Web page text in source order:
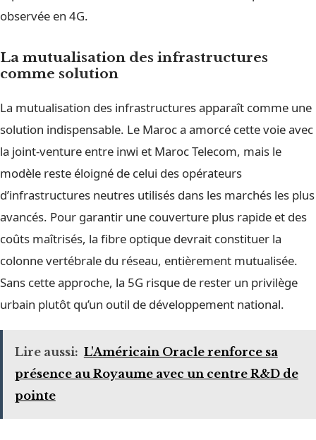
observée en 4G.
La mutualisation des infrastructures
comme solution
La mutualisation des infrastructures apparaît comme une
solution indispensable. Le Maroc a amorcé cette voie avec
la joint-venture entre inwi et Maroc Telecom, mais le
modèle reste éloigné de celui des opérateurs
d’infrastructures neutres utilisés dans les marchés les plus
avancés. Pour garantir une couverture plus rapide et des
coûts maîtrisés, la fibre optique devrait constituer la
colonne vertébrale du réseau, entièrement mutualisée.
Sans cette approche, la 5G risque de rester un privilège
urbain plutôt qu’un outil de développement national.
Lire aussi: L'Américain Oracle renforce sa
présence au Royaume avec un centre R&D de
pointe